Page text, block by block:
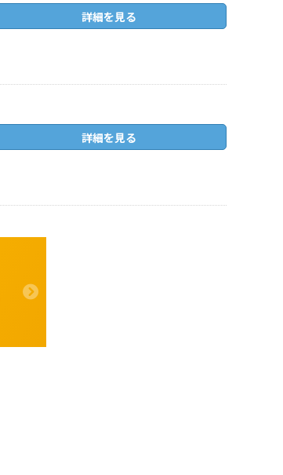
詳細を見る
詳細を見る